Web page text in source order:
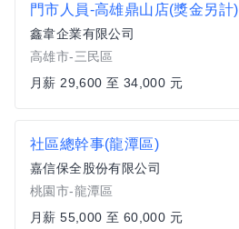
門市人員-高雄鼎山店(獎金另計)
鑫韋企業有限公司
高雄市-三民區
月薪 29,600 至 34,000 元
社區總幹事(龍潭區)
嘉信保全股份有限公司
桃園市-龍潭區
月薪 55,000 至 60,000 元